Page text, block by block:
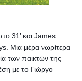
31’ και James
Μια μέρα νωρίτερα
των παικτών της
με το Γιώργο